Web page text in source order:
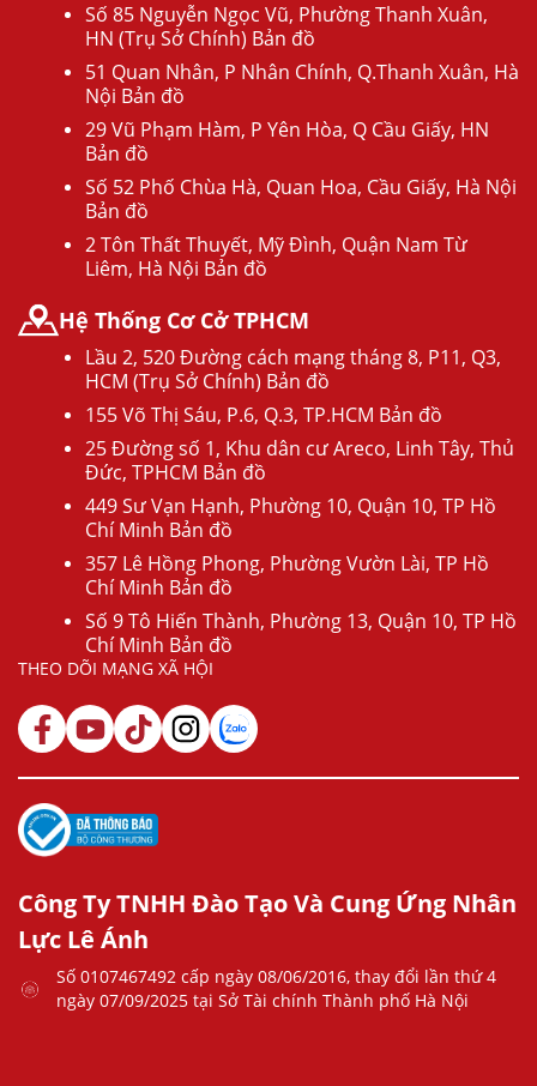
Số 85 Nguyễn Ngọc Vũ, Phường Thanh Xuân,
HN (Trụ Sở Chính) Bản đồ
51 Quan Nhân, P Nhân Chính, Q.Thanh Xuân, Hà
Nội Bản đồ
29 Vũ Phạm Hàm, P Yên Hòa, Q Cầu Giấy, HN
Bản đồ
Số 52 Phố Chùa Hà, Quan Hoa, Cầu Giấy, Hà Nội
Bản đồ
2 Tôn Thất Thuyết, Mỹ Đình, Quận Nam Từ
Liêm, Hà Nội Bản đồ
Hệ Thống Cơ Cở TPHCM
Lầu 2, 520 Đường cách mạng tháng 8, P11, Q3,
HCM (Trụ Sở Chính) Bản đồ
155 Võ Thị Sáu, P.6, Q.3, TP.HCM Bản đồ
25 Đường số 1, Khu dân cư Areco, Linh Tây, Thủ
Đức, TPHCM Bản đồ
449 Sư Vạn Hạnh, Phường 10, Quận 10, TP Hồ
Chí Minh Bản đồ
357 Lê Hồng Phong, Phường Vườn Lài, TP Hồ
Chí Minh Bản đồ
Số 9 Tô Hiến Thành, Phường 13, Quận 10, TP Hồ
Chí Minh Bản đồ
THEO DÕI MẠNG XÃ HỘI
Công Ty TNHH Đào Tạo Và Cung Ứng Nhân
Lực Lê Ánh
Số 0107467492 cấp ngày 08/06/2016, thay đổi lần thứ 4
ngày 07/09/2025 tại Sở Tài chính Thành phố Hà Nội